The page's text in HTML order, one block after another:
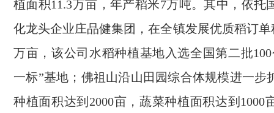
植面积11.3万亩，年产稻米7万吨。其中，依托
化龙头企业庄品健集团，在全镇发展优质稻订单
万亩，该公司水稻种植基地入选全国第二批
一标”基地；佛祖山沿山田园综合体规模进一步
种植面积达到2000亩，蔬菜种植面积达到1000